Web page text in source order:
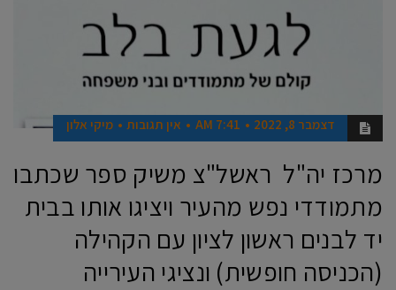
דצמבר 8, 2022 7:41 AM אין תגובות מיקי אלון
מרכז יה"ל ראשל"צ משיק ספר שכתבו
מתמודדי נפש מהעיר ויציגו אותו בבית
יד לבנים ראשון לציון עם הקהילה
(הכניסה חופשית) ונציגי העירייה